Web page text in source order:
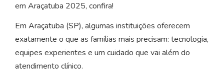
em Araçatuba 2025, confira!
Em Araçatuba (SP), algumas instituições oferecem
exatamente o que as famílias mais precisam: tecnologia,
equipes experientes e um cuidado que vai além do
atendimento clínico.